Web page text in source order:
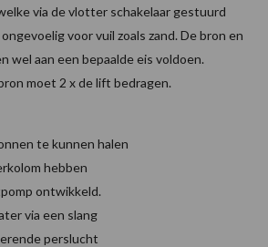
via de vlotter schakelaar gestuurd
voor vuil zoals zand. De bron en
wel aan een bepaalde eis voldoen.
moet 2 x de lift bedragen.
te kunnen halen
hebben
ontwikkeld.
via een slang
perslucht